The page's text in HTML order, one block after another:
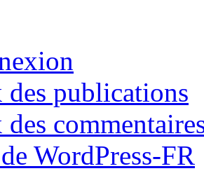
des publications
WordPress-FR